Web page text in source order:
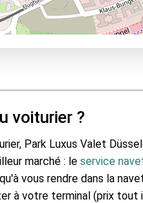
voiturier ?
Park Luxus Valet
marché : le service
vous rendre dans la
à votre terminal (prix tout